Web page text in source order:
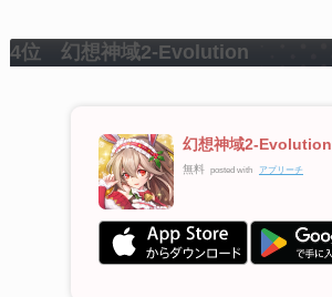
4位 幻想神域2-Evolution
幻想神域2-Evolution
無料 posted with アプリーチ